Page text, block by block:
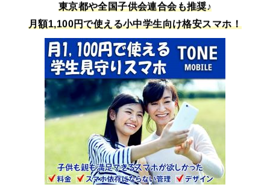
東京都や全国子供会連合会も推奨♪
月額1,100円で使える小中学生向け格安スマホ！